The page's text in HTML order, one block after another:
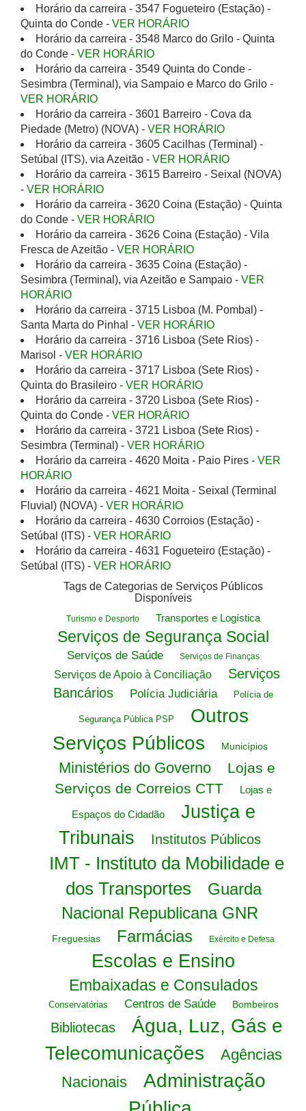
Horário da carreira - 3547 Fogueteiro (Estação) -
Quinta do Conde - VER HORÁRIO
Horário da carreira - 3548 Marco do Grilo - Quinta
do Conde - VER HORÁRIO
Horário da carreira - 3549 Quinta do Conde -
Sesimbra (Terminal), via Sampaio e Marco do Grilo -
VER HORÁRIO
Horário da carreira - 3601 Barreiro - Cova da
Piedade (Metro) (NOVA) - VER HORÁRIO
Horário da carreira - 3605 Cacilhas (Terminal) -
Setúbal (ITS), via Azeitão - VER HORÁRIO
Horário da carreira - 3615 Barreiro - Seixal (NOVA)
- VER HORÁRIO
Horário da carreira - 3620 Coina (Estação) - Quinta
do Conde - VER HORÁRIO
Horário da carreira - 3626 Coina (Estação) - Vila
Fresca de Azeitão - VER HORÁRIO
Horário da carreira - 3635 Coina (Estação) -
Sesimbra (Terminal), via Azeitão e Sampaio - VER
HORÁRIO
Horário da carreira - 3715 Lisboa (M. Pombal) -
Santa Marta do Pinhal - VER HORÁRIO
Horário da carreira - 3716 Lisboa (Sete Rios) -
Marisol - VER HORÁRIO
Horário da carreira - 3717 Lisboa (Sete Rios) -
Quinta do Brasileiro - VER HORÁRIO
Horário da carreira - 3720 Lisboa (Sete Rios) -
Quinta do Conde - VER HORÁRIO
Horário da carreira - 3721 Lisboa (Sete Rios) -
Sesimbra (Terminal) - VER HORÁRIO
Horário da carreira - 4620 Moita - Paio Pires - VER
HORÁRIO
Horário da carreira - 4621 Moita - Seixal (Terminal
Fluvial) (NOVA) - VER HORÁRIO
Horário da carreira - 4630 Corroios (Estação) -
Setúbal (ITS) - VER HORÁRIO
Horário da carreira - 4631 Fogueteiro (Estação) -
Setúbal (ITS) - VER HORÁRIO
Tags de Categorias de Serviços Públicos
Disponíveis
Turismo e Desporto Transportes e Logística
Serviços de Segurança Social
Serviços de Saúde Serviços de Finanças
Serviços de Apoio à Conciliação
Serviços
Bancários
Polícia Judiciária Polícia de
Segurança Pública PSP
Outros
Serviços Públicos
Municípios
Ministérios do Governo
Lojas e
Serviços de Correios CTT
Lojas e
Espaços do Cidadão
Justiça e
Tribunais
Institutos Públicos
IMT - Instituto da Mobilidade e
dos Transportes
Guarda
Nacional Republicana GNR
Freguesias Farmácias Exército e Defesa
Escolas e Ensino
Embaixadas e Consulados
Conservatórias Centros de Saúde Bombeiros
Bibliotecas
Água, Luz, Gás e
Telecomunicações
Agências
Nacionais
Administração